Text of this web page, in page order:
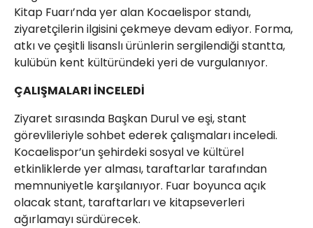
Kitap Fuarı’nda yer alan Kocaelispor standı,
ziyaretçilerin ilgisini çekmeye devam ediyor. Forma,
atkı ve çeşitli lisanslı ürünlerin sergilendiği stantta,
kulübün kent kültüründeki yeri de vurgulanıyor.
ÇALIŞMALARI İNCELEDİ
Ziyaret sırasında Başkan Durul ve eşi, stant
görevlileriyle sohbet ederek çalışmaları inceledi.
Kocaelispor’un şehirdeki sosyal ve kültürel
etkinliklerde yer alması, taraftarlar tarafından
memnuniyetle karşılanıyor. Fuar boyunca açık
olacak stant, taraftarları ve kitapseverleri
ağırlamayı sürdürecek.